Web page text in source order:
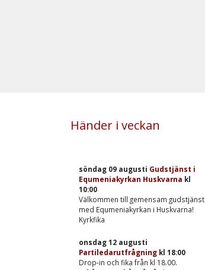
Händer i veckan
söndag 09 augusti Gudstjänst i
Equmeniakyrkan Huskvarna kl
10:00
Välkommen till gemensam gudstjänst
med Equmeniakyrkan i Huskvarna!
Kyrkfika
onsdag 12 augusti
Partiledarutfrågning kl 18:00
Drop-in och fika från kl 18.00.